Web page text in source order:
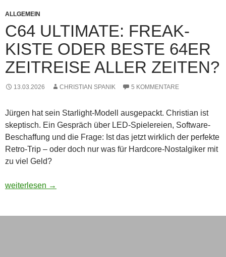
ALLGEMEIN
C64 ULTIMATE: FREAK-
KISTE ODER BESTE 64ER
ZEITREISE ALLER ZEITEN?
13.03.2026 CHRISTIAN SPANIK 5 KOMMENTARE
Jürgen hat sein Starlight-Modell ausgepackt. Christian ist
skeptisch. Ein Gespräch über LED-Spielereien, Software-
Beschaffung und die Frage: Ist das jetzt wirklich der perfekte
Retro-Trip – oder doch nur was für Hardcore-Nostalgiker mit
zu viel Geld?
C64 Ultimate: Freak-Kiste oder beste 64er Zeitreise aller
weiterlesen →